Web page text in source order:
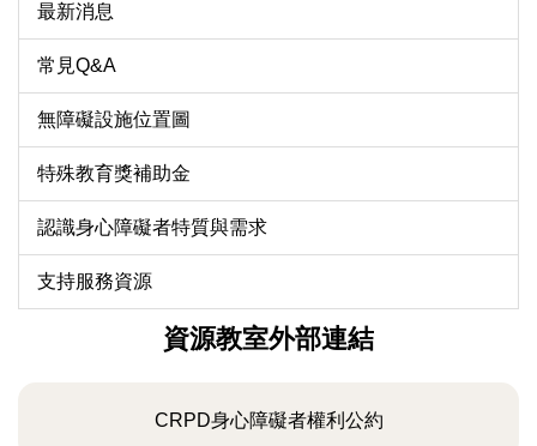
最新消息
常見Q&A
無障礙設施位置圖
特殊教育獎補助金
認識身心障礙者特質與需求
支持服務資源
資源教室外部連結
CRPD身心障礙者權利公約